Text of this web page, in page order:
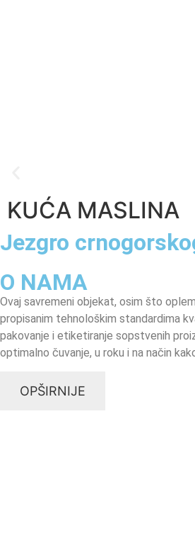
KUĆA
KUĆA MASLINA
Jezgro
O NAMA
Ovaj savremeni objekat, osim što
propisanim tehnološkim standardima
pakovanje i etiketiranje sopstvenih
optimalno čuvanje, u roku i na način
OPŠIRNIJE